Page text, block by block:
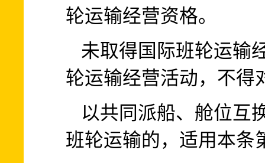
轮运输经营资格。
未取得国际班轮运输
轮运输经营活动，不得
以共同派船、舱位互
班轮运输的，适用本条